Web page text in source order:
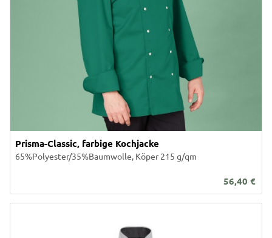
Prisma-Classic, farbige Kochjacke
65%Polyester/35%Baumwolle, Köper 215 g/qm
56,40 €